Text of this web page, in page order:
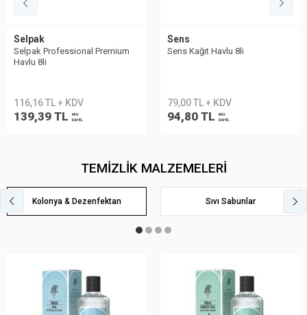
Selpak
Selpak Professional Premium
Havlu 8li
116,16 TL + KDV
139,39 TL
KDV
DAHİL
Sens
Sens Kağıt Havlu 8li
79,00 TL + KDV
94,80 TL
KDV
DAHİL
TEMİZLİK MALZEMELERİ
Kolonya & Dezenfektan Sıvı Sabunlar